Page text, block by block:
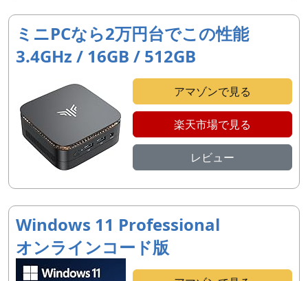
ミニPCなら2万円台でこの性能
3.4GHz / 16GB / 512GB
アマゾンで見る
楽天市場で見る
レビュー
Windows 11 Professional
オンラインコード版